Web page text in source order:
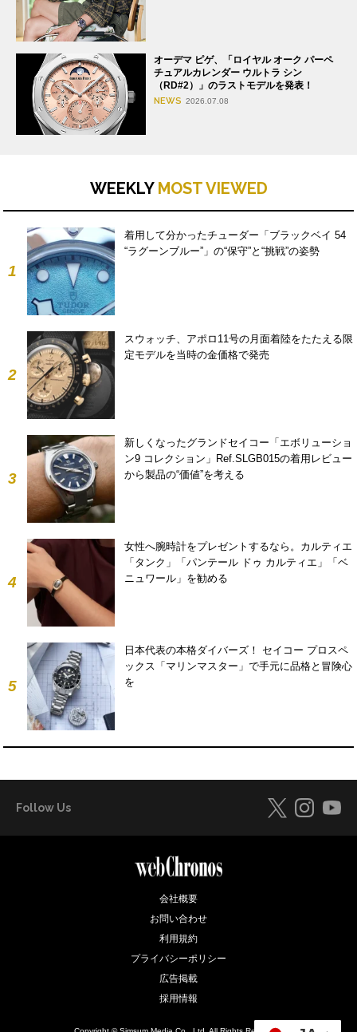
オーデマ ピゲ、「ロイヤル オーク パーペ
チュアルカレンダー ウルトラ シン
（RD#2）」のラストモデルを発表！
NEWS 2026.07.08
WEEKLY MOST VIEWED
1
着用して分かったチューダー「ブラックベイ 54
“ラグーンブルー”」の“保守”と“挑戦”の姿勢
2
スウォッチ、アポロ11号の月面着陸をたたえる限
定モデルを当時の金価格で発売
3
新しくなったグランドセイコー「エボリューショ
ン9 コレクション」Ref.SLGB015の着用レビュー
から製品の“価値”を考える
4
女性へ腕時計をプレゼントするなら。カルティエ
「タンク」「パンテール ドゥ カルティエ」「ベ
ニュワール」を勧める
5
日本代表の本格ダイバーズ！ セイコー プロスペ
ックス「マリンマスター」で手元に品格と冒険心
を
Follow Us
会社概要
お問い合わせ
利用規約
プライバシーポリシー
広告掲載
採用情報